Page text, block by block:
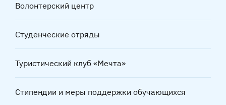
Волонтерский центр
Студенческие отряды
Туристический клуб «Мечта»
Стипендии и меры поддержки обучающихся